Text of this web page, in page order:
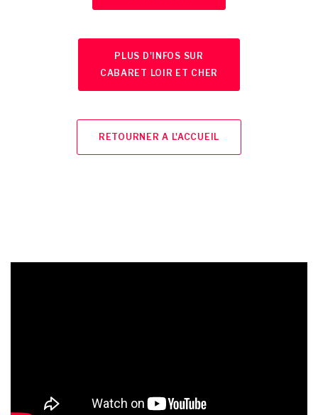
PLUS D'INFOS SUR
CABARET LOIR ET CHER
RETOURNER A L'ACCUEIL